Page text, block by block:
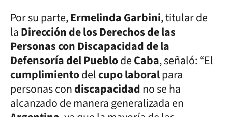
Por su parte,Ermelinda Garbini, titular de
laDirección de los Derechos de las
Personas con Discapacidad de la
Defensoría del PueblodeCaba, señaló: “El
cumplimientodelcupo laboralpara
personas condiscapacidadno se ha
alcanzado de manera generalizada en